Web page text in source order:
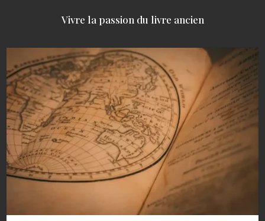
Vivre la passion du livre ancien